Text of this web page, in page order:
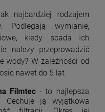
najbardziej rodzajem
wymianie,
kiedy spada ich
należy przeprowadzić
wody? W zależności od
nawet do 5 lat.
Filmtec - to najlepsza
Cechuje ją wyjątkowa